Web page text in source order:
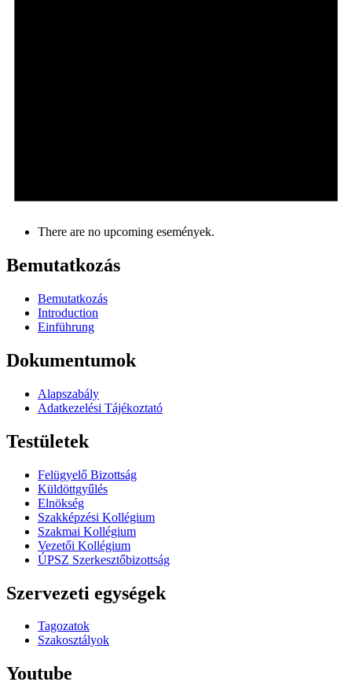
There are no upcoming események.
Bemutatkozás
Bemutatkozás
Introduction
Einführung
Dokumentumok
Alapszabály
Adatkezelési Tájékoztató
Testületek
Felügyelő Bizottság
Küldöttgyűlés
Elnökség
Szakképzési Kollégium
Szakmai Kollégium
Vezetői Kollégium
ÚPSZ Szerkesztőbizottság
Szervezeti egységek
Tagozatok
Szakosztályok
Youtube